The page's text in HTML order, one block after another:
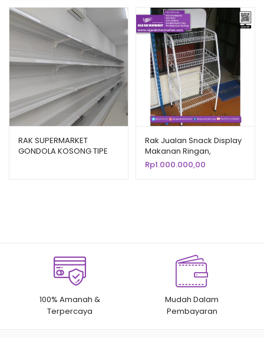
RAK SUPERMARKET
GONDOLA KOSONG TIPE
Rak Jualan Snack Display
Makanan Ringan,
Cemilan, Chiki, Mie
Rp1.000.000,00
100% Amanah &
Terpercaya
Mudah Dalam
Pembayaran